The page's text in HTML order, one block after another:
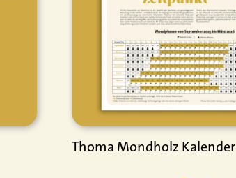
Thoma Mondholz Kalender